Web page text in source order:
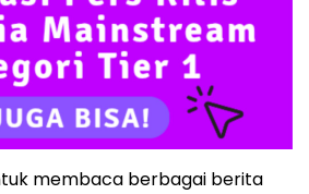
membaca berbagai berita